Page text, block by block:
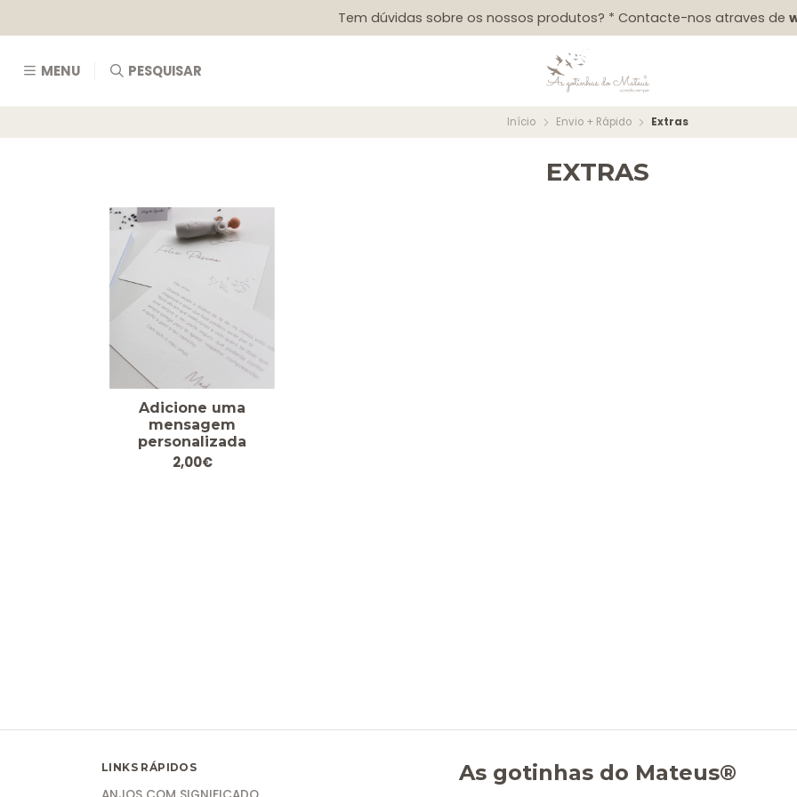
MENU PESQUISAR
Tem dúvidas sobre os nossos produtos? * Contacte-nos atraves de
Início Envio + Rápido Extras
EXTRAS
Adicione uma
mensagem
personalizada
2,00€
As gotinhas do Mateus®
LINKS RÁPIDOS